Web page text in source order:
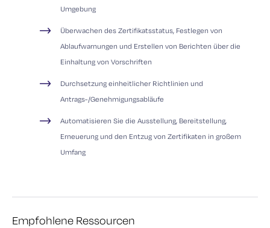
Umgebung
Überwachen des Zertifikatsstatus, Festlegen von
Ablaufwarnungen und Erstellen von Berichten über die
Einhaltung von Vorschriften
Durchsetzung einheitlicher Richtlinien und
Antrags-/Genehmigungsabläufe
Automatisieren Sie die Ausstellung, Bereitstellung,
Erneuerung und den Entzug von Zertifikaten in großem
Umfang
Empfohlene Ressourcen